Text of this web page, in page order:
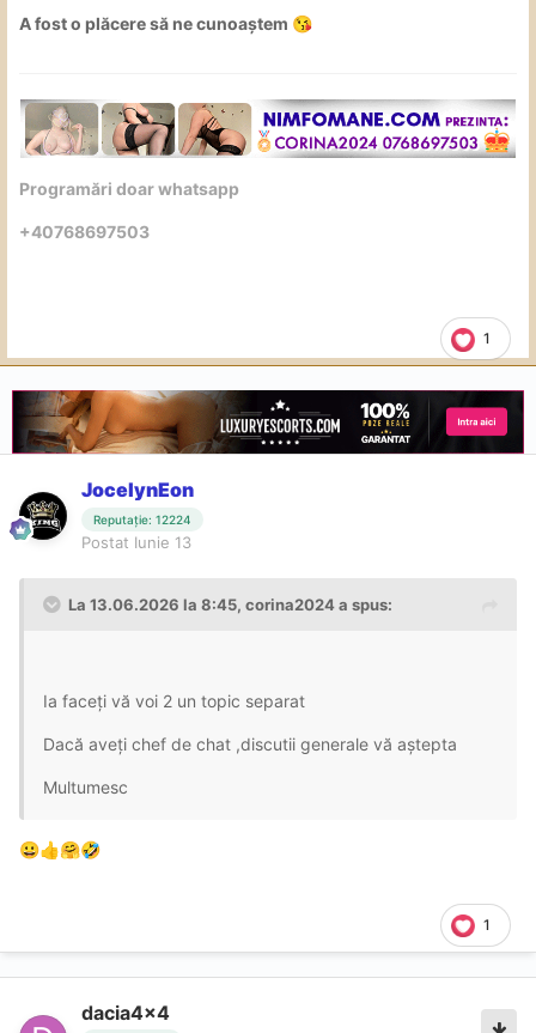
A fost o plăcere să ne cunoaștem 😘
1
Programări doar whatsapp
+40768697503
JocelynEon
Reputație: 12224
Postat Iunie 13
La 13.06.2026 la 8:45, corina2024a spus:
Ia faceți vă voi 2 un topic separat
Dacă aveți chef de chat ,discutii generale vă aștepta
Multumesc
😀👍🤗🤣
1
dacia4x4